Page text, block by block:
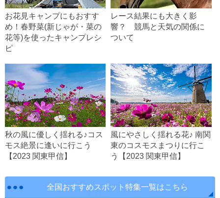
お花見キャンプにもおすす
め！春野菜(新じゃが・菜の
花等)を使ったキャンプレシ
ピ
レース結果にも大きく影
響？ 競馬と天気の関係に
ついて
秋の風に優しく揺れる♪コス
モス絶景に逢いに行こう
【2023 関東甲信】
風にやさしく揺れる花♪ 南関
東のコスモスまつりに行こ
う【2023 関東甲信】
全国おすすめスポット特集一覧はこちら